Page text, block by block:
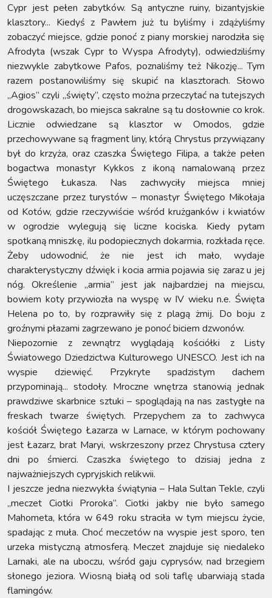
Cypr jest pełen zabytków. Są antyczne ruiny, bizantyjskie
klasztory... Kiedyś z Pawłem już tu byliśmy i zdążyliśmy
zobaczyć miejsce, gdzie ponoć z piany morskiej narodziła się
Afrodyta (wszak Cypr to Wyspa Afrodyty), odwiedziliśmy
niezwykle zabytkowe Pafos, poznaliśmy też Nikozję... Tym
razem postanowiliśmy się skupić na klasztorach. Słowo
„Agios” czyli „święty”, często można przeczytać na tutejszych
drogowskazach, bo miejsca sakralne są tu dosłownie co krok.
Licznie odwiedzane są klasztor w Omodos, gdzie
przechowywane są fragment liny, którą Chrystus przywiązany
był do krzyża, oraz czaszka Świętego Filipa, a także pełen
bogactwa monastyr Kykkos z ikoną namalowaną przez
Świętego Łukasza. Nas zachwyciły miejsca mniej
uczęszczane przez turystów – monastyr Świętego Mikołaja
od Kotów, gdzie rzeczywiście wśród krużganków i kwiatów
w ogrodzie wylegują się liczne kociska. Kiedy pytam
spotkaną mniszkę, ilu podopiecznych dokarmia, rozkłada ręce.
Żeby udowodnić, że nie jest ich mało, wydaje
charakterystyczny dźwięk i kocia armia pojawia się zaraz u jej
nóg. Określenie „armia” jest jak najbardziej na miejscu,
bowiem koty przywiozła na wyspę w IV wieku n.e. Święta
Helena po to, by rozprawiły się z plagą żmij. Do boju z
groźnymi płazami zagrzewano je ponoć biciem dzwonów.
Niepozornie z zewnątrz wyglądają kościółki z Listy
Światowego Dziedzictwa Kulturowego UNESCO. Jest ich na
wyspie dziewięć. Przykryte spadzistym dachem
przypominają... stodoły. Mroczne wnętrza stanowią jednak
prawdziwe skarbnice sztuki – spoglądają na nas zastygłe na
freskach twarze świętych. Przepychem za to zachwyca
kościół Świętego Łazarza w Larnace, w którym pochowany
jest Łazarz, brat Maryi, wskrzeszony przez Chrystusa cztery
dni po śmierci. Czaszka świętego to dzisiaj jedna z
najważniejszych cypryjskich relikwii.
I jeszcze jedna niezwykła świątynia – Hala Sultan Tekle, czyli
„meczet Ciotki Proroka”. Ciotki jakby nie było samego
Mahometa, która w 649 roku straciła w tym miejscu życie,
spadając z muła. Choć meczetów na wyspie jest sporo, ten
urzeka mistyczną atmosferą. Meczet znajduje się niedaleko
Larnaki, ale na uboczu, wśród gaju cyprysów, nad brzegiem
słonego jeziora. Wiosną białą od soli taflę ubarwiają stada
flamingów.